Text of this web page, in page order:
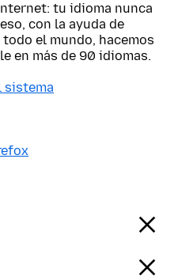
tu idioma nunca
con la ayuda de
el mundo, hacemos
en más de 90 idiomas.
sistema